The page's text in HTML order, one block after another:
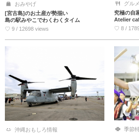
おみやげ
[宮古島]のお土産が勢揃い
島の駅みやこでわくわくタイム
♡ 9 / 12698 views
グルメ
究極の自
Atelier
♡ 8 /
沖縄おもしろ情報
季節